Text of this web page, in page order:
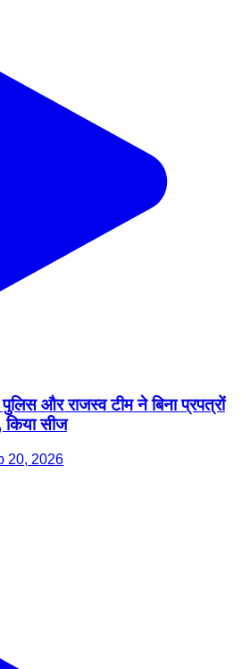
और राजस्व टीम ने बिना प्रपत्रों
सीज
20, 2026